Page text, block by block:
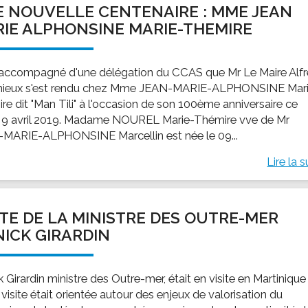
EMPLOI
Offres d'emploi
Le Centre Communal d'Action Social
Les aides sociales
Logement
Antenne Municipale de Développement et de
locale
et le lycée
scolaire
maternelles et primaire
de loisirs - ALSH
LE SERVICE CULTUREL
Les activités
Guide des
NOUVELLE CENTENAIRE : MME JEAN
ALPHONSINE MARIE-THEMIRE
d'une délégation du CCAS que Mr Le Maire
s'est rendu chez Mme JEAN-MARIE-ALPHONSINE
dit "Man Tili" à l'occasion de son 100ème anniversaire ce
avril 2019. Madame NOUREL Marie-Thémire vve de Mr
ALPHONSINE Marcellin est née le 09...
Lire la
DE LA MINISTRE DES OUTRE-MER
GIRARDIN
Girardin ministre des Outre-mer, était en visite en Martinique
était orientée autour des enjeux de valorisation du